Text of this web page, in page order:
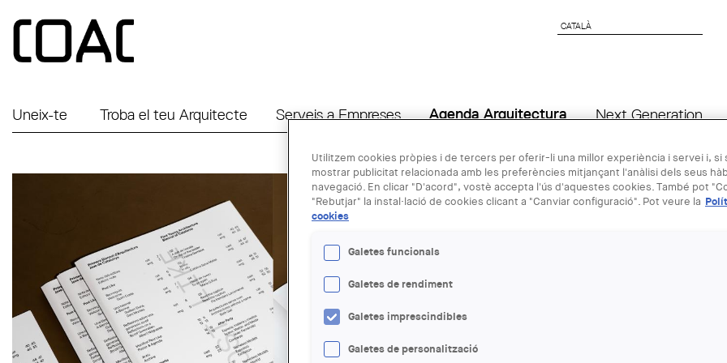
CATALÀ
CATALÀ
Uneix-te Troba el teu Arquitecte Serveis a Empreses Agenda Arquitectura Next Generation
21 ABR
Utilitzem cookies pròpies i de tercers per oferir-li una millor experiència i servei i, si
mostrar publicitat relacionada amb les preferències mitjançant l'anàlisi dels seus
navegació. En clicar "D'acord", vostè accepta l'ús d'aquestes cookies. També pot
"Rebutjar" la instal·lació de cookies clicant a "Canviar configuració". Pot veure la
cookies
Galetes funcionals
Galetes de rendiment
Galetes imprescindibles
Galetes de personalització